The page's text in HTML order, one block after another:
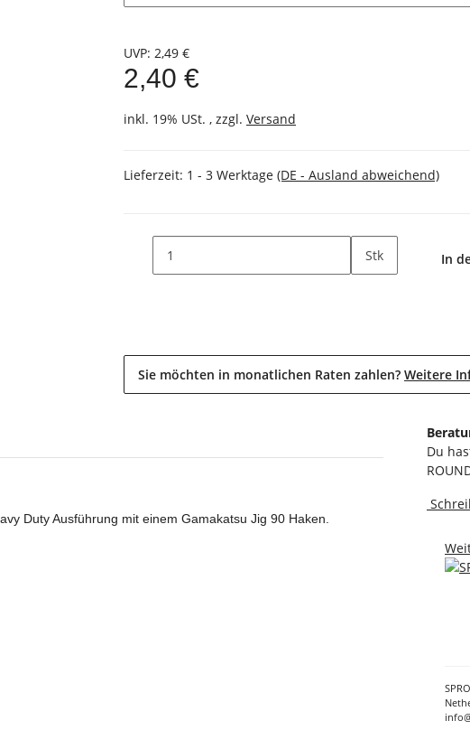
UVP: 2,49 €
2,40 €
inkl. 19% USt. , zzgl. Versand
Lieferzeit: 1 - 3 Werktage (DE - Ausland abweichend)
Stk In
Sie möchten in monatlichen Raten zahlen? Weitere
Duty Ausführung mit einem Gamakatsu Jig 90 Haken.
Du